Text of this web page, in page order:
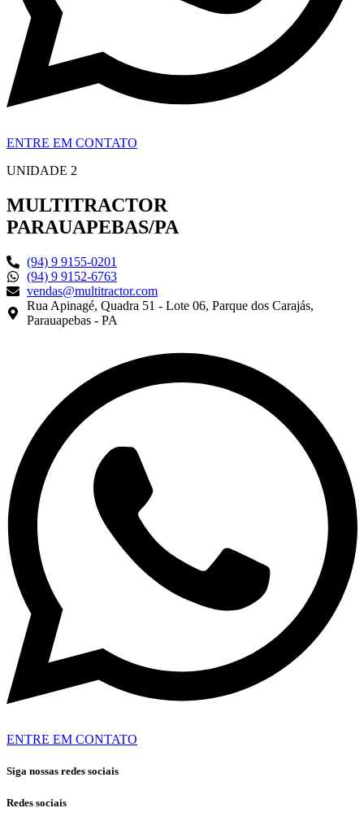
ENTRE EM CONTATO
UNIDADE 2
MULTITRACTOR
PARAUAPEBAS/PA
(94) 9 9155-0201
(94) 9 9152-6763
vendas@multitractor.com
Rua Apinagé, Quadra 51 - Lote 06, Parque dos Carajás,
Parauapebas - PA
ENTRE EM CONTATO
Siga nossas redes sociais
Redes sociais